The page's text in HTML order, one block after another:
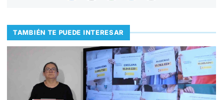
TAMBIÉN TE PUEDE INTERESAR